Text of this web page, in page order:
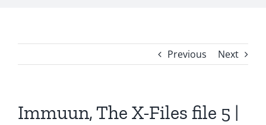
Previous Next
Immuun, The X-Files file 5 |